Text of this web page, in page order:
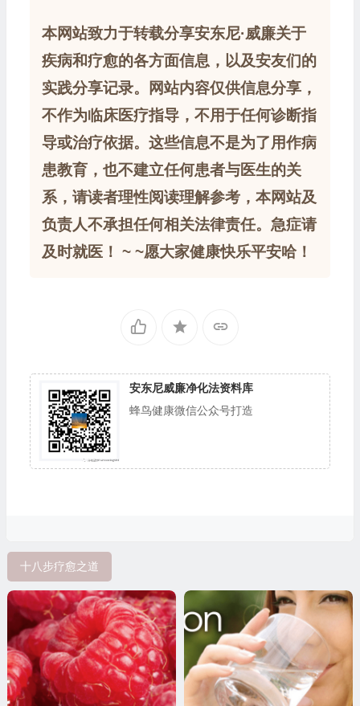
本网站致力于转载分享安东尼·威廉关于
疾病和疗愈的各方面信息，以及安友们的
实践分享记录。网站内容仅供信息分享，
不作为临床医疗指导，不用于任何诊断指
导或治疗依据。这些信息不是为了用作病
患教育，也不建立任何患者与医生的关
系，请读者理性阅读理解参考，本网站及
负责人不承担任何相关法律责任。急症请
及时就医！ ~ ~愿大家健康快乐平安哈！
安东尼威廉净化法资料库
蜂鸟健康微信公众号打造
十八步疗愈之道